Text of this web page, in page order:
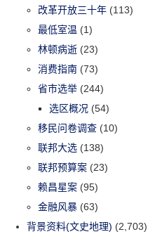
改革开放三十年 (113)
最低室温 (1)
林顿病逝 (23)
消费指南 (73)
省市选举 (244)
选区概况 (54)
移民问卷调查 (10)
联邦大选 (138)
联邦预算案 (23)
赖昌星案 (95)
金融风暴 (63)
背景资料(文史地理) (2,703)